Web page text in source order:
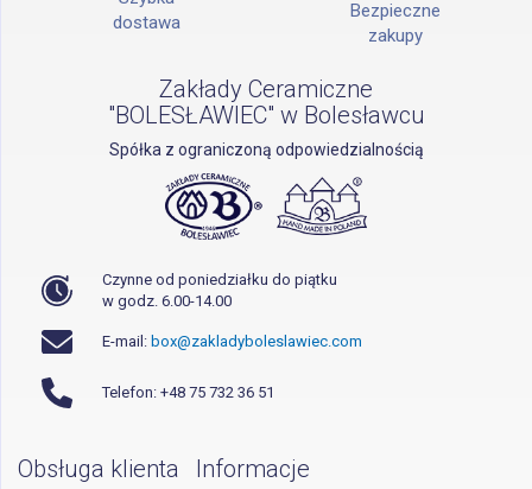
dostawa
Bezpieczne
zakupy
Zakłady Ceramiczne
"BOLESŁAWIEC" w Bolesławcu
Spółka z ograniczoną odpowiedzialnością
Czynne od poniedziałku do piątku
w godz. 6.00-14.00
E-mail: box@zakladyboleslawiec.com
Telefon: +48 75 732 36 51
Obsługa klienta Informacje